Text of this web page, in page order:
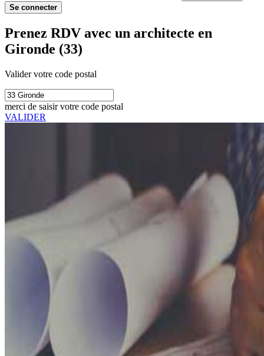
Se connecter
Prenez RDV avec un architecte en
Gironde (33)
Valider votre code postal
merci de saisir votre code postal
VALIDER